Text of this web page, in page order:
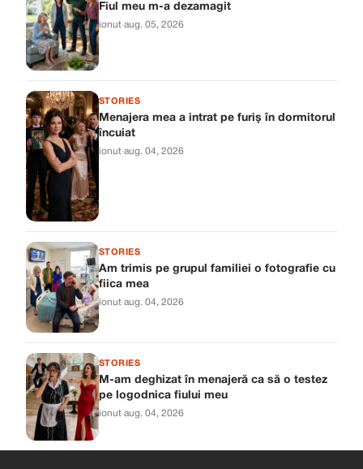
Fiul meu m-a dezamagit
ionut·aug. 05, 2026
STORIES
Menajera mea a intrat pe furiș în dormitorul
încuiat
ionut·aug. 04, 2026
STORIES
Am trimis pe grupul familiei o fotografie cu
fiica mea
ionut·aug. 04, 2026
STORIES
M-am deghizat în menajeră ca să o testez
pe logodnica fiului meu
ionut·aug. 04, 2026